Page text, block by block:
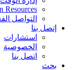
Resources
التواصل
إتصل بنا
استشارات
الخصوصية
اتصل بنا
بحث